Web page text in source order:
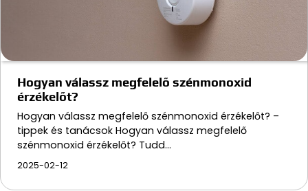
Hogyan válassz megfelelő szénmonoxid
érzékelőt?
Hogyan válassz megfelelő szénmonoxid érzékelőt? –
tippek és tanácsok Hogyan válassz megfelelő
szénmonoxid érzékelőt? Tudd…
2025-02-12